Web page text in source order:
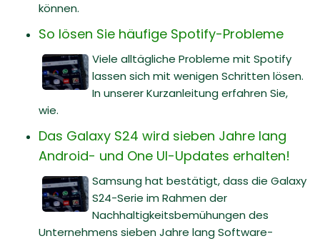
können.
So lösen Sie häufige Spotify-Probleme
Viele alltägliche Probleme mit Spotify
lassen sich mit wenigen Schritten lösen.
In unserer Kurzanleitung erfahren Sie,
wie.
Das Galaxy S24 wird sieben Jahre lang
Android- und One UI-Updates erhalten!
Samsung hat bestätigt, dass die Galaxy
S24-Serie im Rahmen der
Nachhaltigkeitsbemühungen des
Unternehmens sieben Jahre lang Software-